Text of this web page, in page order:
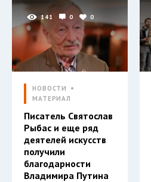
141 0 0
НОВОСТИ
МАТЕРИАЛ
Писатель Святослав
Рыбас и еще ряд
деятелей искусств
получили
благодарности
Владимира Путина